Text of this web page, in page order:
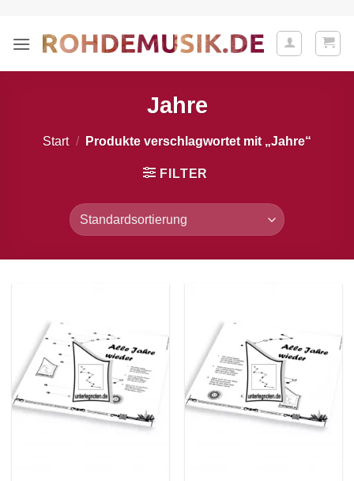
springen
Jahre
Start / Produkte verschlagwortet mit „Jahre“
FILTER